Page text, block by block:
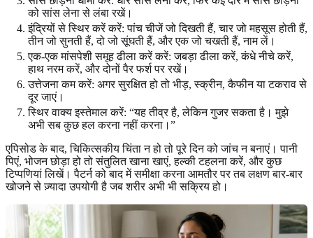
को सांस लेना से लंबा रखें।
इंद्रियों से स्थिर करें करें: पांच चीजें जो दिखती हैं, चार जो महसूस होती हैं,
तीन जो सुनती हैं, दो जो सूंघती हैं, और एक जो चखती हैं, नाम लें।
एक-एक मांसपेशी समूह ढीला करें करें: जबड़ा ढीला करें, कंधे नीचे करें,
हाथ नरम करें, और दोनों पैर फर्श पर रखें।
उत्तेजना कम करें: अगर सुरक्षित हो तो भीड़, स्क्रीन, कैफीन या टकराव से
दूर जाएं।
स्थिर वाक्य इस्तेमाल करें: “यह तीव्र है, लेकिन गुजर सकता है। मुझे
अभी सब कुछ हल करना नहीं करना।”
एपिसोड के बाद, चिकित्सकीय चिंता न हो तो पूरे दिन को जांच न बनाएं। पानी
पिएं, भोजन छोड़ा हो तो संतुलित खाना खाएं, हल्की टहलना करें, और कुछ
टिप्पणियां लिखें। पैटर्न को बाद में समीक्षा करना आमतौर पर तब लक्षण बार-बार
खोजने से ज़्यादा उपयोगी है जब शरीर अभी भी सक्रिय हो।